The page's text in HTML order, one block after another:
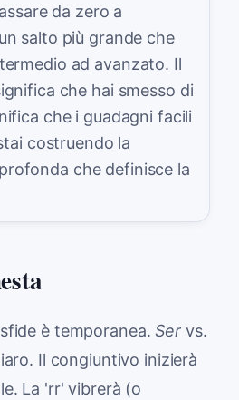
da zero a
salto più grande che
ad avanzato. Il
che hai smesso di
che i guadagni facili
costruendo la
che definisce la
è temporanea. Servs.
Il congiuntivo inizierà
La 'rr' vibrerà (o